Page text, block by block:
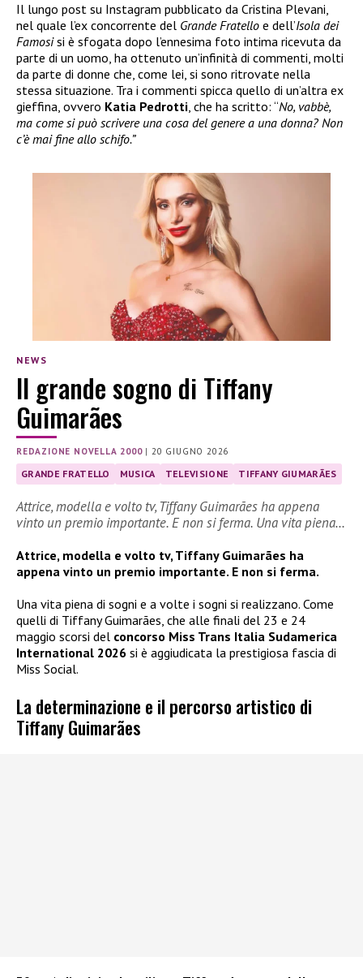
Il lungo post su Instagram pubblicato da Cristina Plevani,
nel quale l’ex concorrente del Grande Fratello e dell’Isola dei
Famosisi è sfogata dopo l’ennesima foto intima ricevuta da
parte di un uomo, ha ottenuto un’infinità di commenti, molti
da parte di donne che, come lei, si sono ritrovate nella
stessa situazione. Tra i commenti spicca quello di un’altra ex
gieffina, ovvero Katia Pedrotti, che ha scritto: “No, vabbè,
ma come si può scrivere una cosa del genere a una donna? Non
c’è mai fine allo schifo.”
NEWS
Il grande sogno di Tiffany
Guimarães
REDAZIONE NOVELLA 2000|20 GIUGNO 2026
GRANDE FRATELLO MUSICA TELEVISIONE TIFFANY GIUMARÃES
Attrice, modella e volto tv, Tiffany Guimarães ha appena
vinto un premio importante. E non si ferma. Una vita piena…
Attrice, modella e volto tv, Tiffany Guimarães ha
appena vinto un premio importante. E non si ferma.
Una vita piena di sogni e a volte i sogni si realizzano. Come
quelli di Tiffany Guimarães, che alle finali del 23 e 24
maggio scorsi del concorso Miss Trans Italia Sudamerica
International 2026 si è aggiudicata la prestigiosa fascia di
Miss Social.
La determinazione e il percorso artistico di
Tiffany Guimarães